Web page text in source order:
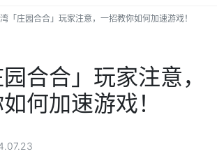
「庄园合合」玩家注意，一招教你如何加速游戏！
合合」玩家注意，
何加速游戏！